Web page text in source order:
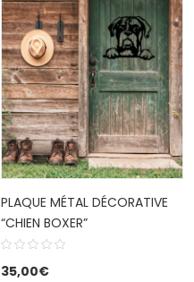
PLAQUE MÉTAL DÉCORATIVE
“CHIEN BOXER”
35,00€